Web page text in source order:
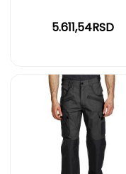
5.611,54RSD